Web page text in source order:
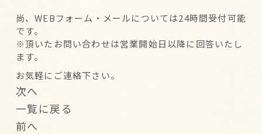
尚、WEBフォーム・メールについては24時間受付可能
です。
※頂いたお問い合わせは営業開始日以降に回答いたし
ます。
お気軽にご連絡下さい。
次へ
一覧に戻る
前へ